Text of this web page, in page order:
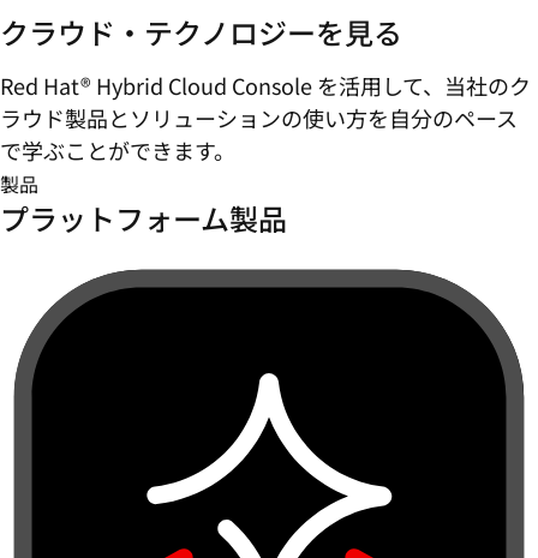
クラウド・テクノロジーを見る
Red Hat® Hybrid Cloud Console を活用して、当社のク
ラウド製品とソリューションの使い方を自分のペース
で学ぶことができます。
製品
プラットフォーム製品